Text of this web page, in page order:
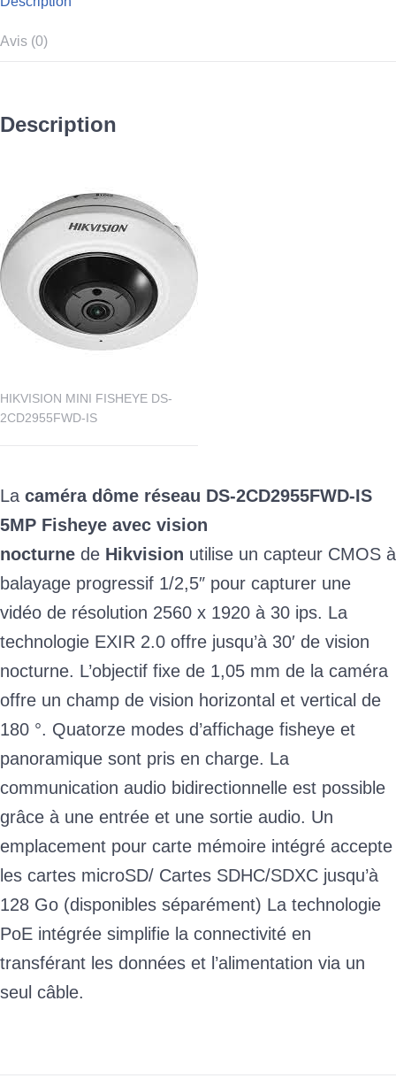
Avis (0)
Description
HIKVISION MINI FISHEYE DS-
2CD2955FWD-IS
La caméra dôme réseau DS-2CD2955FWD-IS
5MP Fisheye avec vision
nocturne de Hikvision utilise un capteur CMOS à
balayage progressif 1/2,5″ pour capturer une
vidéo de résolution 2560 x 1920 à 30 ips. La
technologie EXIR 2.0 offre jusqu’à 30′ de vision
nocturne. L’objectif fixe de 1,05 mm de la caméra
offre un champ de vision horizontal et vertical de
180 °. Quatorze modes d’affichage fisheye et
panoramique sont pris en charge. La
communication audio bidirectionnelle est possible
grâce à une entrée et une sortie audio. Un
emplacement pour carte mémoire intégré accepte
les cartes microSD/ Cartes SDHC/SDXC jusqu’à
128 Go (disponibles séparément) La technologie
PoE intégrée simplifie la connectivité en
transférant les données et l’alimentation via un
seul câble.